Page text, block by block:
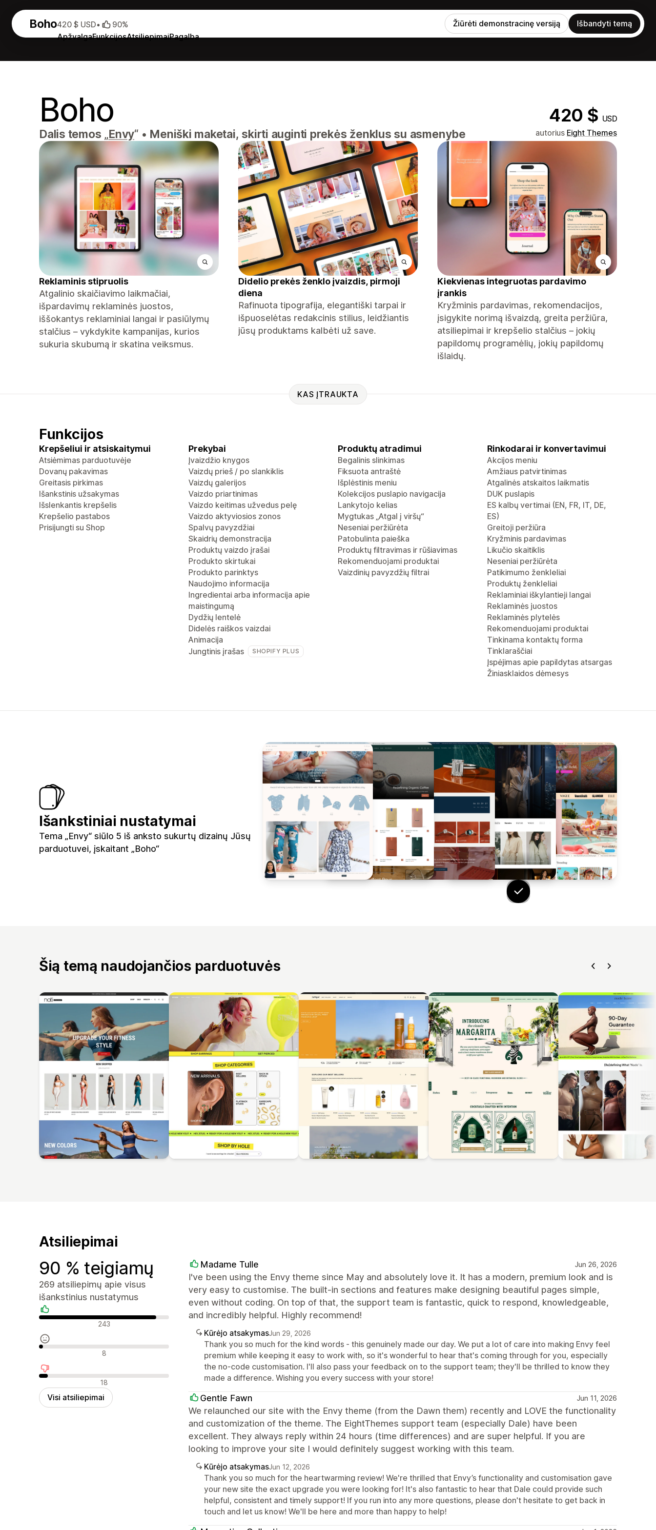
Boho
ApžvalgaFunkcijosAtsiliepimaiPagalba
420 $ USD• 90% Žiūrėti demonstracinę versiją Išbandyti temą
Boho 420 $ USD
Dalis temos „Envy“ • Meniški maketai, skirti auginti prekės ženklus su asmenybe autorius Eight Themes
Reklaminis stipruolis
Atgalinio skaičiavimo laikmačiai,
išpardavimų reklaminės juostos,
iššokantys reklaminiai langai ir pasiūlymų
stalčius – vykdykite kampanijas, kurios
sukuria skubumą ir skatina veiksmus.
Didelio prekės ženklo įvaizdis, pirmoji
diena
Rafinuota tipografija, elegantiški tarpai ir
išpuoselėtas redakcinis stilius, leidžiantis
jūsų produktams kalbėti už save.
Kiekvienas integruotas pardavimo
įrankis
Kryžminis pardavimas, rekomendacijos,
įsigykite norimą išvaizdą, greita peržiūra,
atsiliepimai ir krepšelio stalčius – jokių
papildomų programėlių, jokių papildomų
išlaidų.
KAS ĮTRAUKTA
Funkcijos
Krepšeliui ir atsiskaitymui
Atsiėmimas parduotuvėje
Dovanų pakavimas
Greitasis pirkimas
Išankstinis užsakymas
Išslenkantis krepšelis
Krepšelio pastabos
Prisijungti su Shop
Prekybai
Įvaizdžio knygos
Vaizdų prieš / po slankiklis
Vaizdų galerijos
Vaizdo priartinimas
Vaizdo keitimas užvedus pelę
Vaizdo aktyviosios zonos
Spalvų pavyzdžiai
Skaidrių demonstracija
Produktų vaizdo įrašai
Produkto skirtukai
Produkto parinktys
Naudojimo informacija
Ingredientai arba informacija apie
maistingumą
Dydžių lentelė
Didelės raiškos vaizdai
Animacija
Jungtinis įrašas
SHOPIFY PLUS
Produktų atradimui
Begalinis slinkimas
Fiksuota antraštė
Išplėstinis meniu
Kolekcijos puslapio navigacija
Lankytojo kelias
Mygtukas „Atgal į viršų“
Neseniai peržiūrėta
Patobulinta paieška
Produktų filtravimas ir rūšiavimas
Rekomenduojami produktai
Vaizdinių pavyzdžių filtrai
Rinkodarai ir konvertavimui
Akcijos meniu
Amžiaus patvirtinimas
Atgalinės atskaitos laikmatis
DUK puslapis
ES kalbų vertimai (EN, FR, IT, DE,
ES)
Greitoji peržiūra
Kryžminis pardavimas
Likučio skaitiklis
Neseniai peržiūrėta
Patikimumo ženkleliai
Produktų ženkleliai
Reklaminiai iškylantieji langai
Reklaminės juostos
Reklaminės plytelės
Rekomenduojami produktai
Tinkinama kontaktų forma
Tinklaraščiai
Įspėjimas apie papildytas atsargas
Žiniasklaidos dėmesys
Išankstiniai nustatymai
Tema „Envy“ siūlo 5 iš anksto sukurtų dizainų Jūsų
parduotuvei, įskaitant „Boho“
Šią temą naudojančios parduotuvės
Atsiliepimai
90 % teigiamų
269 atsiliepimų apie visus
išankstinius nustatymus
Teigiami atsiliepimai
243
Neutralūs atsiliepimai
8
Neigiami atsiliepimai
18
Visi atsiliepimai
Madame Tulle Jun 26, 2026
I've been using the Envy theme since May and absolutely love it. It has a modern, premium look and is
very easy to customise. The built-in sections and features make designing beautiful pages simple,
even without coding. On top of that, the support team is fantastic, quick to respond, knowledgeable,
and incredibly helpful. Highly recommend!
Kūrėjo atsakymasJun 29, 2026
Thank you so much for the kind words - this genuinely made our day. We put a lot of care into making Envy feel
premium while keeping it easy to work with, so it's wonderful to hear that's coming through for you, especially
the no-code customisation. I'll also pass your feedback on to the support team; they'll be thrilled to know they
made a difference. Wishing you every success with your store!
Gentle Fawn Jun 11, 2026
We relaunched our site with the Envy theme (from the Dawn them) recently and LOVE the functionality
and customization of the theme. The EightThemes support team (especially Dale) have been
excellent. They always reply within 24 hours (time differences) and are super helpful. If you are
looking to improve your site I would definitely suggest working with this team.
Kūrėjo atsakymasJun 12, 2026
Thank you so much for the heartwarming review! We're thrilled that Envy’s functionality and customisation gave
your new site the exact upgrade you were looking for! It's also fantastic to hear that Dale could provide such
helpful, consistent and timely support! If you run into any more questions, please don't hesitate to get back in
touch and let us know! We'll be here and more than happy to help!